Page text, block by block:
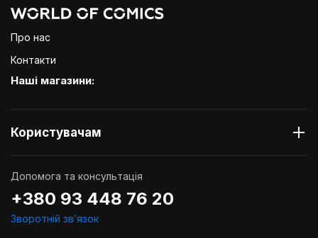
Про нас
Контакти
Наші магазини:
Користувачам
Допомога та консультація
+380 93 448 76 20
Зворотній звʼязок